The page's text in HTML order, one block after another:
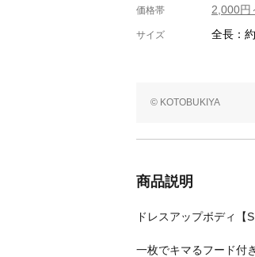
価格帯 2,000円
サイズ 全長：
© KOTOBUKIYA
商品説明
ドレスアップボディ【
一枚でキマるフード付